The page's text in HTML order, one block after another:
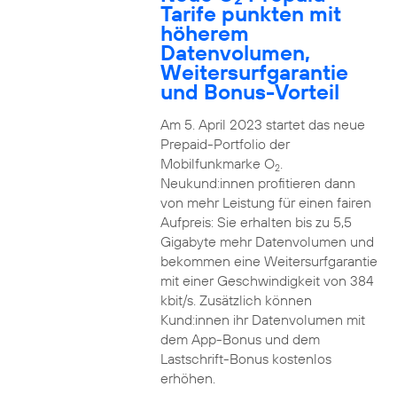
Tarife punkten mit
höherem
Datenvolumen,
Weitersurfgarantie
und Bonus-Vorteil
Am 5. April 2023 startet das neue
Prepaid-Portfolio der
Mobilfunkmarke O2.
Neukund:innen profitieren dann
von mehr Leistung für einen fairen
Aufpreis: Sie erhalten bis zu 5,5
Gigabyte mehr Datenvolumen und
bekommen eine Weitersurfgarantie
mit einer Geschwindigkeit von 384
kbit/s. Zusätzlich können
Kund:innen ihr Datenvolumen mit
dem App-Bonus und dem
Lastschrift-Bonus kostenlos
erhöhen.